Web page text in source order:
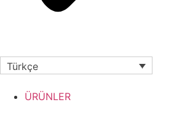
Türkçe
ÜRÜNLER